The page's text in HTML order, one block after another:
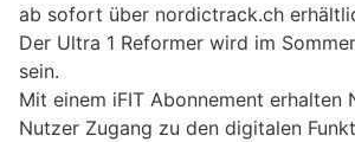
ab sofort über nordictrack.ch
Der Ultra 1 Reformer wird im
sein.
Mit einem iFIT Abonnement erhalten
Nutzer Zugang zu den digitalen